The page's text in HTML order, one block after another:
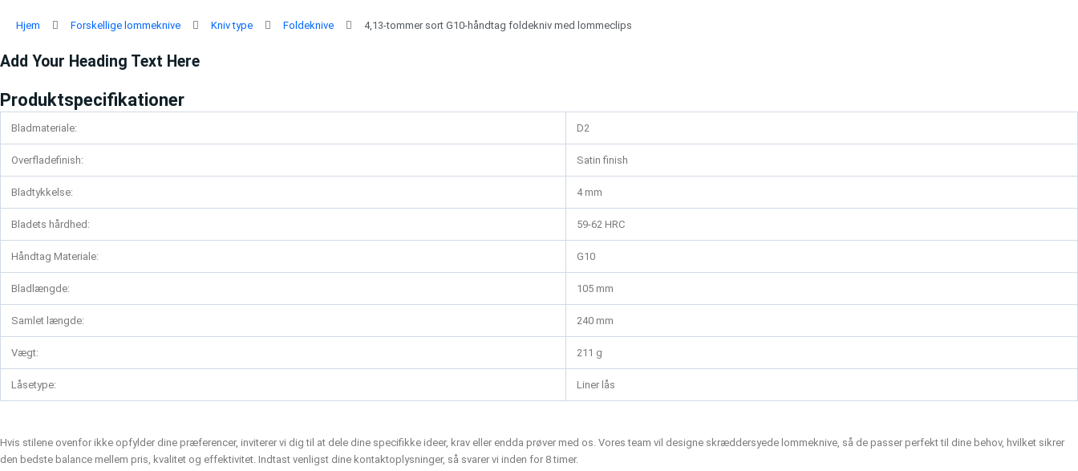
Hjem Forskellige lommeknive Kniv type Foldeknive 4,13-tommer sort G10-håndtag foldekniv med lommeclips
Add Your Heading Text Here
Produktspecifikationer
Bladmateriale: D2
Overfladefinish: Satin finish
Bladtykkelse: 4 mm
Bladets hårdhed: 59-62 HRC
Håndtag Materiale: G10
Bladlængde: 105 mm
Samlet længde: 240 mm
Vægt: 211 g
Låsetype: Liner lås
Hvis stilene ovenfor ikke opfylder dine præferencer, inviterer vi dig til at dele dine specifikke ideer, krav eller endda prøver med os. Vores team vil designe skræddersyede lommeknive, så de passer perfekt til dine behov, hvilket sikrer
den bedste balance mellem pris, kvalitet og effektivitet. Indtast venligst dine kontaktoplysninger, så svarer vi inden for 8 timer.